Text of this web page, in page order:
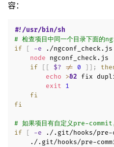
容：
#!/usr/bin/sh
# 检查项目中同一个目录下面
if
[ -e ./ngconf_check.js
node ngconf_check.js
if
[ [ $? != 0 ] ] ;
echo
>&2 fix
exit
1
fi
fi
# 如果项目有自定义pre-
if
[ -e ./.git/hooks/pre-
./.git/hooks/pre-